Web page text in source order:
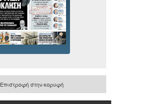
Επιστροφή στην κορυφή